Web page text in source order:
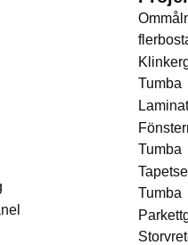
Tumba
Tumba
Tumba